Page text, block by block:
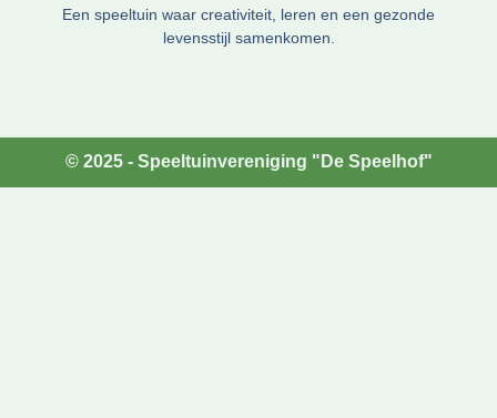
Een speeltuin waar creativiteit, leren en een gezonde
levensstijl samenkomen.
© 2025 - Speeltuinvereniging "De Speelhof"